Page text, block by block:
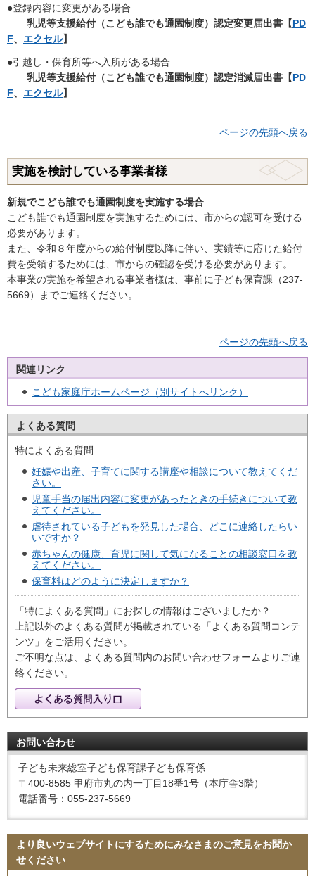
●登録内容に変更がある場合
乳児等支援給付（こども誰でも通園制度）認定変更届出書【PD
F、 エクセル】
●引越し・保育所等へ入所がある場合
乳児等支援給付（こども誰でも通園制度）認定消滅届出書【PD
F、 エクセル】
ページの先頭へ戻る
実施を検討している事業者様
新規でこども誰でも通園制度を実施する場合
こども誰でも通園制度を実施するためには、市からの認可を受ける
必要があります。
また、令和８年度からの給付制度以降に伴い、実績等に応じた給付
費を受領するためには、市からの確認を受ける必要があります。
本事業の実施を希望される事業者様は、事前に子ども保育課（237-
5669）までご連絡ください。
ページの先頭へ戻る
関連リンク
こども家庭庁ホームページ（別サイトへリンク）
よくある質問
特によくある質問
妊娠や出産、子育てに関する講座や相談について教えてくだ
さい。
児童手当の届出内容に変更があったときの手続きについて教
えてください。
虐待されている子どもを発見した場合、どこに連絡したらい
いですか？
赤ちゃんの健康、育児に関して気になることの相談窓口を教
えてください。
保育料はどのように決定しますか？
「特によくある質問」にお探しの情報はございましたか？
上記以外のよくある質問が掲載されている「よくある質問コンテ
ンツ」をご活用ください。
ご不明な点は、よくある質問内のお問い合わせフォームよりご連
絡ください。
お問い合わせ
子ども未来総室子ども保育課子ども保育係
〒400-8585 甲府市丸の内一丁目18番1号（本庁舎3階）
電話番号：055-237-5669
より良いウェブサイトにするためにみなさまのご意見をお聞か
せください